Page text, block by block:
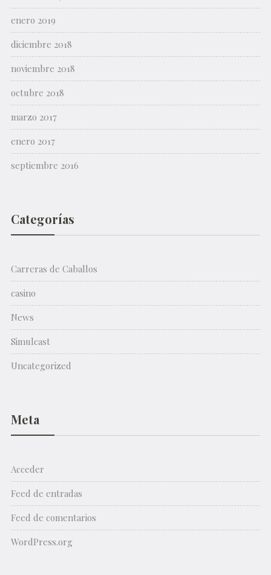
enero 2019
diciembre 2018
noviembre 2018
octubre 2018
marzo 2017
enero 2017
septiembre 2016
Categorías
Carreras de Caballos
casino
News
Simulcast
Uncategorized
Meta
Acceder
Feed de entradas
Feed de comentarios
WordPress.org